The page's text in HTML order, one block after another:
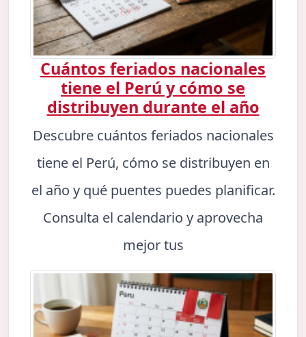
Cuántos feriados nacionales
tiene el Perú y cómo se
distribuyen durante el año
Descubre cuántos feriados nacionales
tiene el Perú, cómo se distribuyen en
el año y qué puentes puedes planificar.
Consulta el calendario y aprovecha
mejor tus